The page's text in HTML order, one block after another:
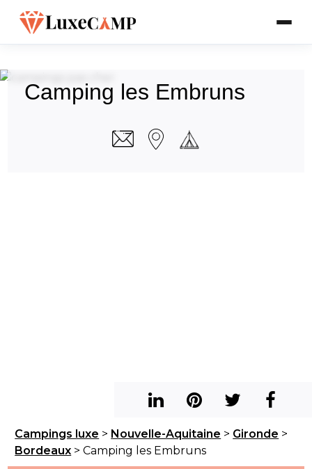
Camping les Embruns
Campings luxe > Nouvelle-Aquitaine > Gironde >
Bordeaux > Camping les Embruns